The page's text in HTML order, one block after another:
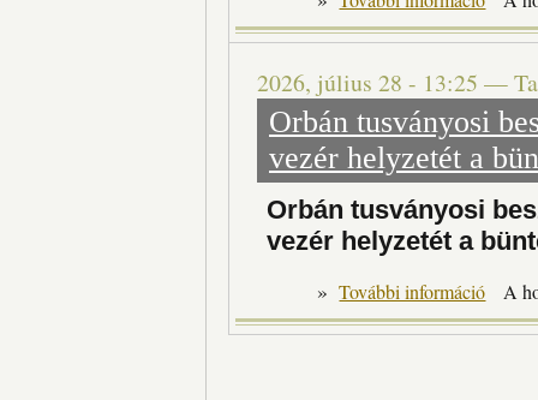
2026, július 28 - 13:25 —
Orbán tusványosi
vezér helyzetét a
Orbán tusványosi
vezér helyzetét a
» További információ A